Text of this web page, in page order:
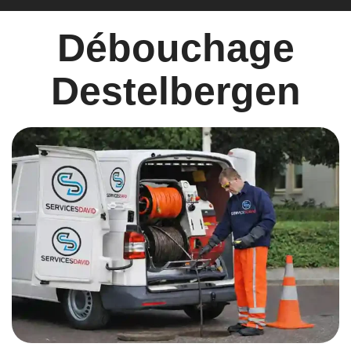
Débouchage
Destelbergen